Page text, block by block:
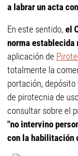
a labrar un acta
En este sentido, el
norma establecida
aplicación de
totalmente la
portación,
de pirotecnia de
consultar sobre el
"no intervino
con la habilitación